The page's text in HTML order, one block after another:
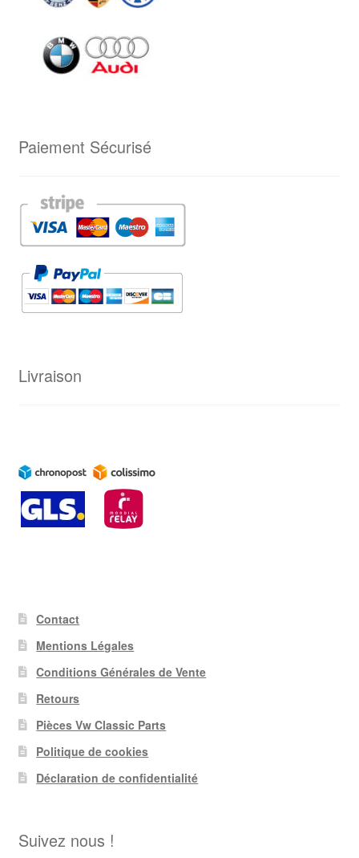
Paiement Sécurisé
Livraison
Contact
Mentions Légales
Conditions Générales de Vente
Retours
Pièces Vw Classic Parts
Politique de cookies
Déclaration de confidentialité
Suivez nous !